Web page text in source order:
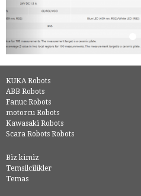
KUKA Robots
ABB Robots
Fanuc Robots
motorcu Robots
Kawasaki Robots
Scara Robots Robots
Biz kimiz
Temsilcilikler
Temas